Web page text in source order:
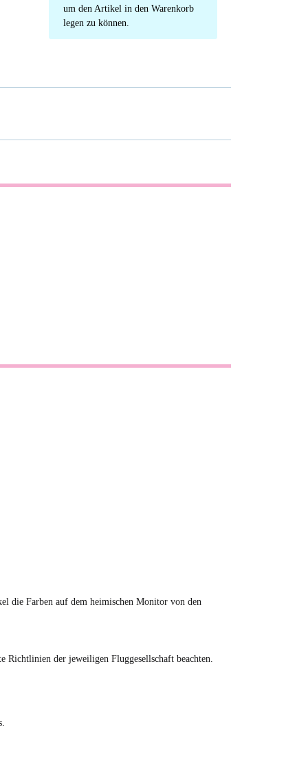
um den Artikel in den Warenkorb
legen zu können.
die Farben auf dem heimischen Monitor von den
Richtlinien der jeweiligen Fluggesellschaft beachten.